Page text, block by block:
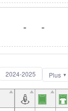
- -
2024-2025 Plus